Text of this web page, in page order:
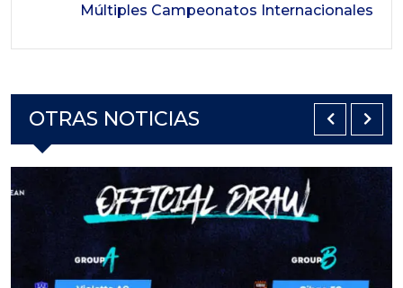
Múltiples Campeonatos Internacionales
OTRAS NOTICIAS